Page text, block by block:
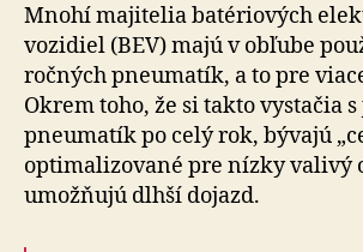
Mnohí majitelia batériových
vozidiel (BEV) majú v obľube
roč­ných pne­u­ma­tík, a to pre
Okrem toho, že si takto vystačia
pneumatík po celý rok, bývajú
opti­ma­li­zo­va­né pre nízky valivý
umožňujú dlhší dojazd.